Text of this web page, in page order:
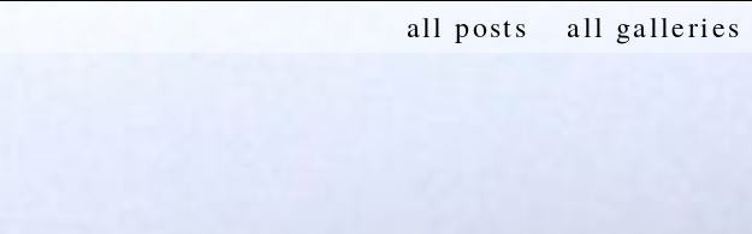
all posts all galleries